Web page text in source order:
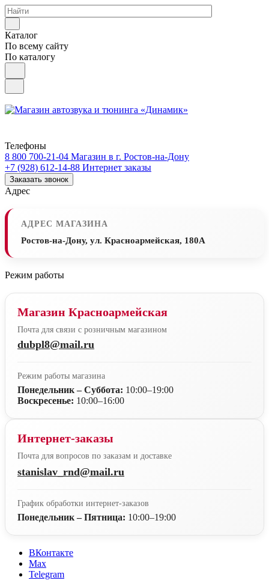
Каталог
По всему сайту
По каталогу
Телефоны
8 800 700-21-04 Магазин в г. Ростов-на-Дону
+7 (928) 612-14-88 Интернет заказы
Заказать звонок
Адрес
АДРЕС МАГАЗИНА
Ростов-на-Дону, ул. Красноармейская, 180А
Режим работы
Магазин Красноармейская
Почта для связи с розничным магазином
dubpl8@mail.ru
Режим работы магазина
Понедельник – Суббота: 10:00–19:00
Воскресенье: 10:00–16:00
Интернет-заказы
Почта для вопросов по заказам и доставке
stanislav_rnd@mail.ru
График обработки интернет-заказов
Понедельник – Пятница: 10:00–19:00
ВКонтакте
Max
Telegram